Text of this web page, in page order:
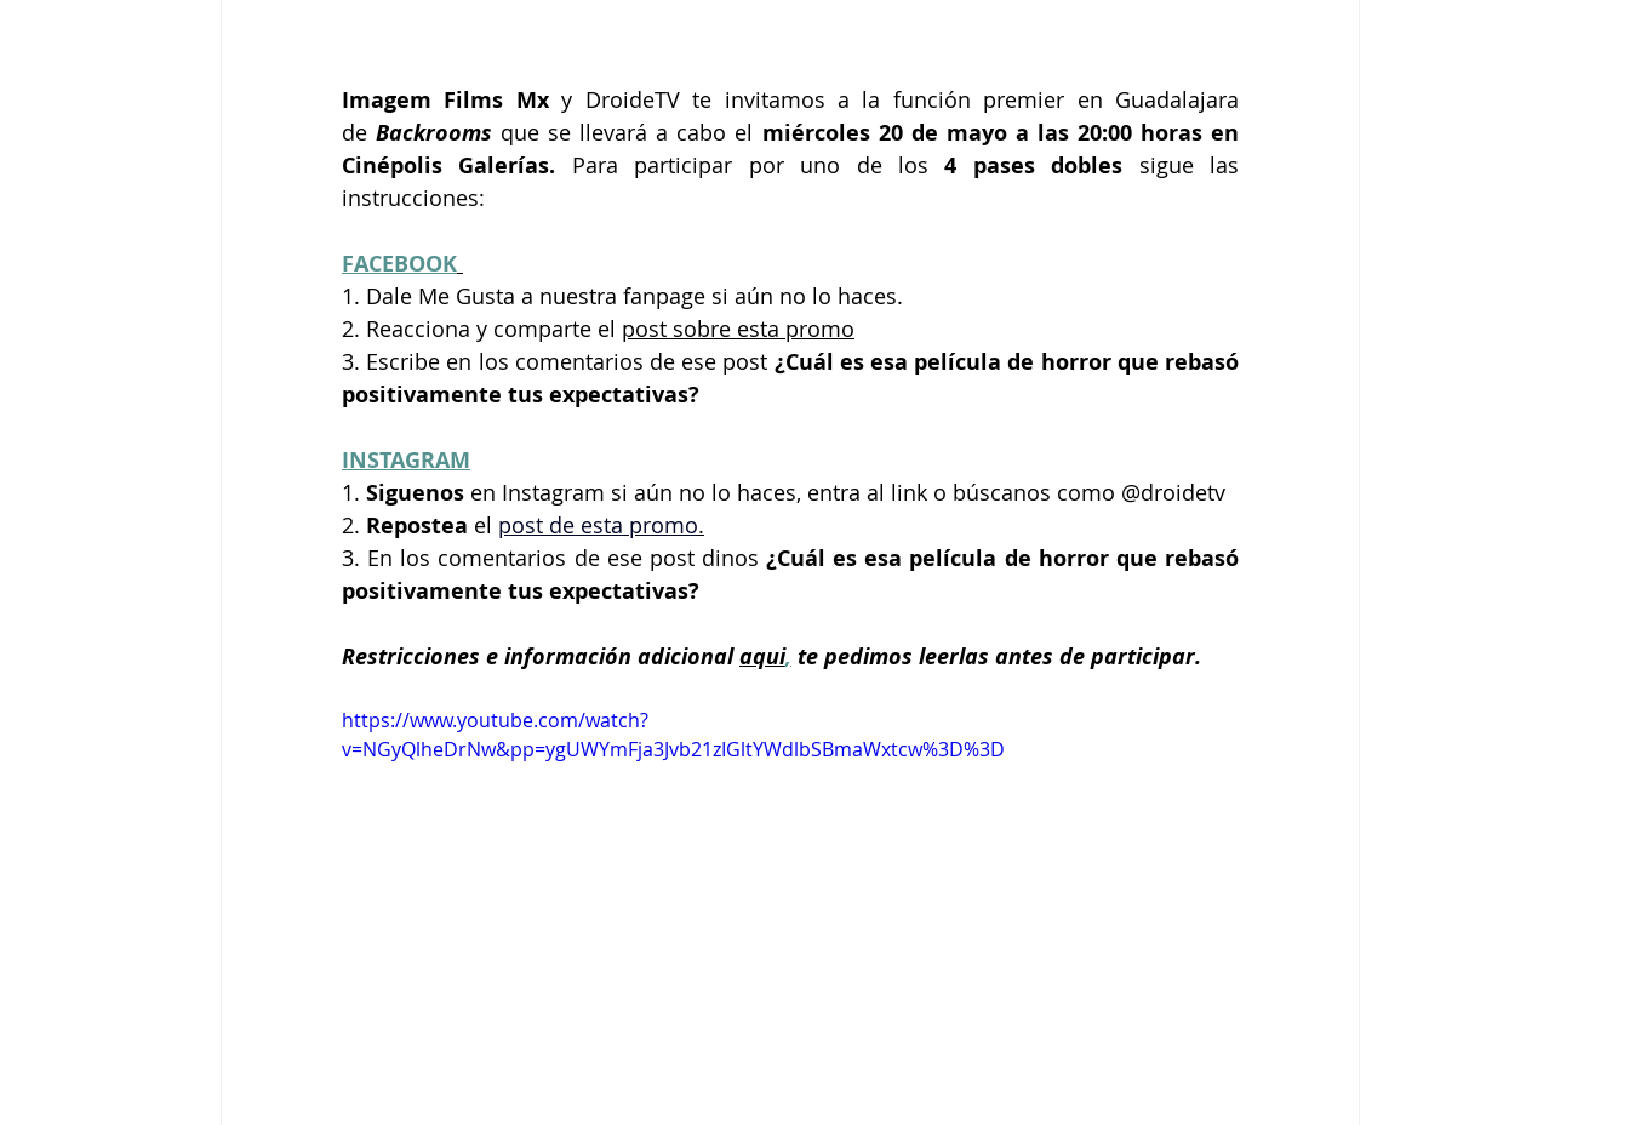
Imagem Films Mx y DroideTV te invitamos a la función premier en Guadalajara
de Backrooms que se llevará a cabo el miércoles 20 de mayo a las 20:00 horas en
Cinépolis Galerías. Para participar por uno de los 4 pases dobles sigue las
instrucciones:
FACEBOOK
1. Dale Me Gusta a nuestra fanpage si aún no lo haces.
2. Reacciona y comparte el post sobre esta promo
3. Escribe en los comentarios de ese post ¿Cuál es esa película de horror que rebasó
positivamente tus expectativas?
INSTAGRAM
1. Siguenos en Instagram si aún no lo haces, entra al link o búscanos como @droidetv
2. Repostea el post de esta promo.
3. En los comentarios de ese post dinos ¿Cuál es esa película de horror que rebasó
positivamente tus expectativas?
Restricciones e información adicional aqui, te pedimos leerlas antes de participar.
https://www.youtube.com/watch?
v=NGyQlheDrNw&pp=ygUWYmFja3Jvb21zIGltYWdlbSBmaWxtcw%3D%3D